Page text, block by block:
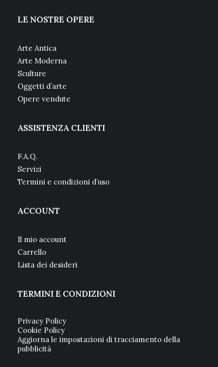
LE NOSTRE OPERE
Arte Antica
Arte Moderna
Sculture
Oggetti d’arte
Opere vendute
ASSISTENZA CLIENTI
F.A.Q.
Servizi
Termini e condizioni d’uso
ACCOUNT
Il mio account
Carrello
Lista dei desideri
TERMINI E CONDIZIONI
Privacy Policy
Cookie Policy
Aggiorna le impostazioni di tracciamento della
pubblicità